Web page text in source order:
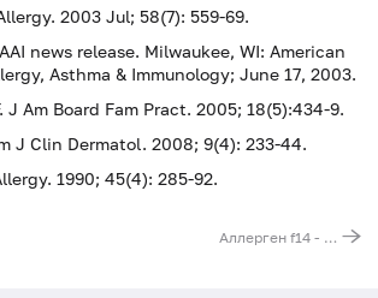
2003 Jul; 58(7): 559-69.
news release. Milwaukee, WI: American
Asthma & Immunology; June 17, 2003.
J Am Board Fam Pract. 2005; 18(5):434-9.
J Clin Dermatol. 2008; 9(4): 233-44.
1990; 45(4): 285-92.
Аллерген f14 - соя, IgE (ImmunoCAP)